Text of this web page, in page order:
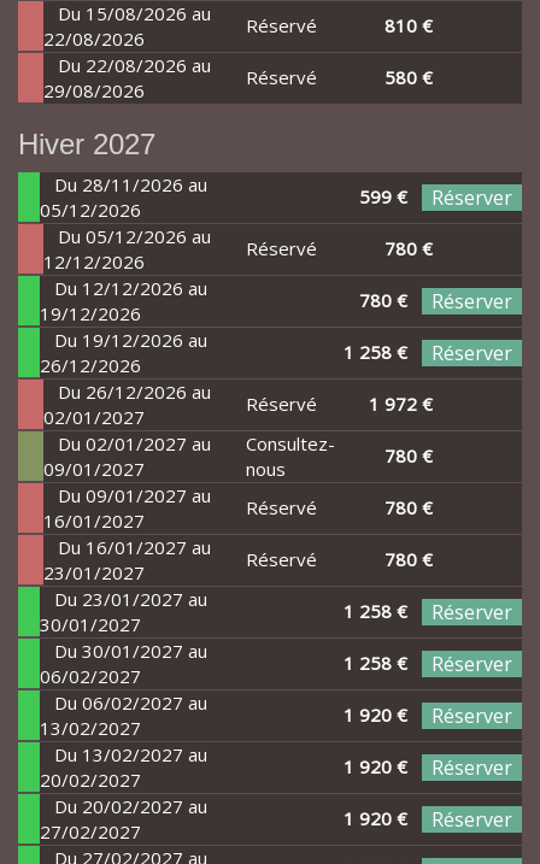
Du 15/08/2026 au
22/08/2026
Réservé
810 €
Du 22/08/2026 au
29/08/2026
Réservé 580 €
Hiver 2027
Du 28/11/2026 au
05/12/2026
599 € Réserver
Du 05/12/2026 au
12/12/2026
Réservé
780 €
Du 12/12/2026 au
19/12/2026
780 € Réserver
Du 19/12/2026 au
26/12/2026
1 258 € Réserver
Du 26/12/2026 au
02/01/2027
Réservé
1 972 €
Du 02/01/2027 au
09/01/2027
Consultez-
nous
780 €
Du 09/01/2027 au
16/01/2027
Réservé
780 €
Du 16/01/2027 au
23/01/2027
Réservé
780 €
Du 23/01/2027 au
30/01/2027
1 258 € Réserver
Du 30/01/2027 au
06/02/2027
1 258 € Réserver
Du 06/02/2027 au
13/02/2027
1 920 € Réserver
Du 13/02/2027 au
20/02/2027
1 920 € Réserver
Du 20/02/2027 au
27/02/2027
1 920 € Réserver
Du 27/02/2027 au